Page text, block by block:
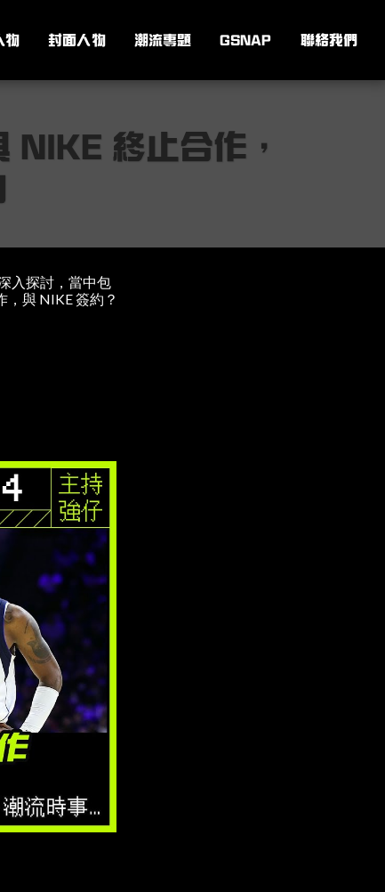
物 封面人物 潮流專題 GSNAP 聯絡我們
終止合作，
入探討，當中包
，與 NIKE 簽約？